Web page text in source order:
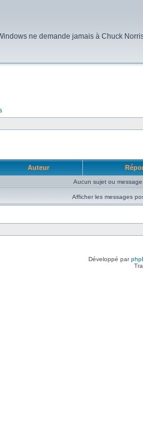
ne demande jamais à Chuck
Auteur
Aucun sujet ou
Afficher les messages
Développé par